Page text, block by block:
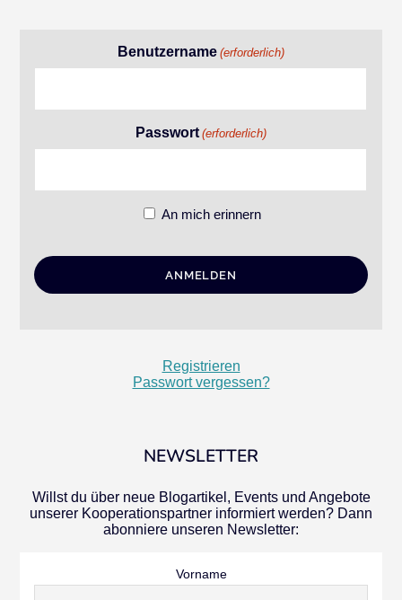
Benutzername (erforderlich)
Passwort (erforderlich)
An mich erinnern
Registrieren
Passwort vergessen?
NEWSLETTER
Willst du über neue Blogartikel, Events und Angebote
unserer Kooperationspartner informiert werden? Dann
abonniere unseren Newsletter:
Vorname